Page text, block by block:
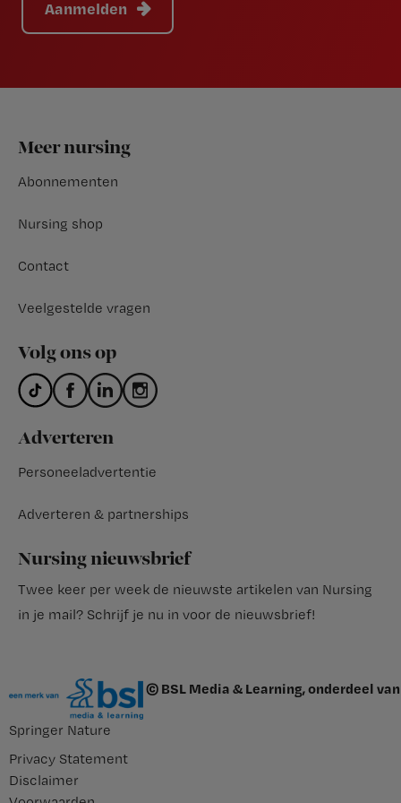
Aanmelden
Footer
Meer nursing
Abonnementen
Nursing shop
Contact
Veelgestelde vragen
Volg ons op
Adverteren
Personeeladvertentie
Adverteren & partnerships
Nursing nieuwsbrief
Twee keer per week de nieuwste artikelen van Nursing
in je mail? Schrijf je nu in voor de nieuwsbrief!
© BSL Media & Learning, onderdeel van
Springer Nature
Privacy Statement
Disclaimer